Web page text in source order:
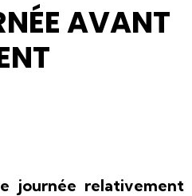
AVANT
journée relativement